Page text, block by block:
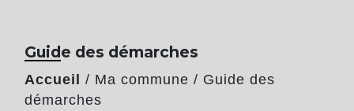
Guide des démarches
Accueil / Ma commune / Guide des
démarches